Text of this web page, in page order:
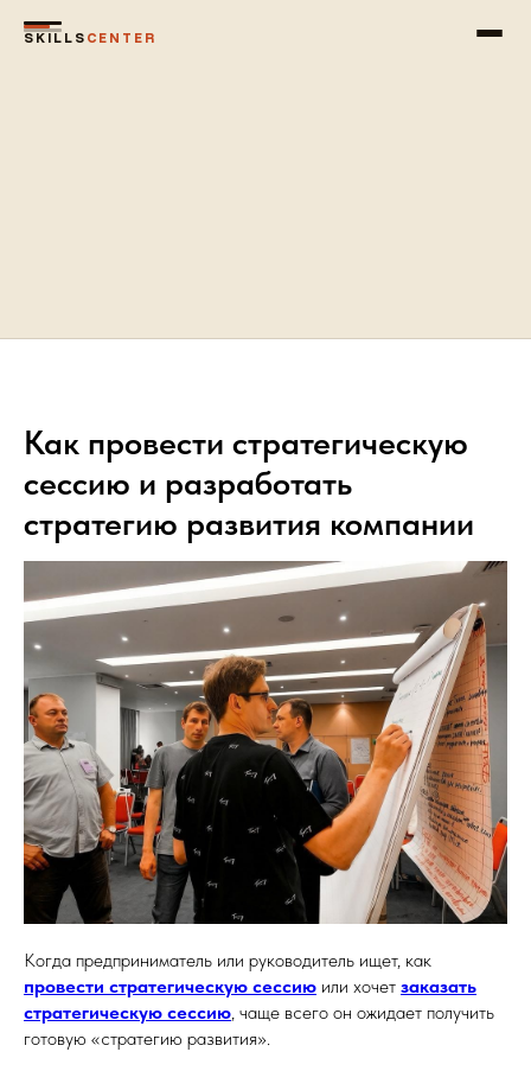
SKILLS CENTER
Как провести стратегическую
сессию и разработать
стратегию развития компании
Когда предприниматель или руководитель ищет, как
провести стратегическую сессию или хочет заказать
стратегическую сессию, чаще всего он ожидает получить
готовую «стратегию развития».